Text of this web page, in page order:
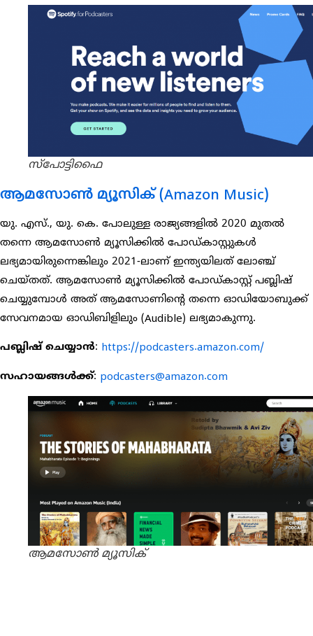
സ്പോട്ടിഫൈ
ആമസോൺ മ്യൂസിക് (Amazon Music)
യു. എസ്., യു. കെ. പോലുള്ള രാജ്യങ്ങളിൽ 2020 മുതൽ
തന്നെ ആമസോൺ മ്യൂസിക്കിൽ പോഡ്കാസ്റ്റുകൾ
ലഭ്യമായിരുന്നെങ്കിലും 2021-ലാണ് ഇന്ത്യയിലത് ലോഞ്ച്
ചെയ്തത്. ആമസോൺ മ്യൂസിക്കിൽ പോഡ്കാസ്റ്റ് പബ്ലിഷ്
ചെയ്യുമ്പോൾ അത് ആമസോണിന്റെ തന്നെ ഓഡിയോബുക്ക്
സേവനമായ ഓഡിബിളിലും (Audible) ലഭ്യമാകുന്നു.
പബ്ലിഷ് ചെയ്യാൻ: https://podcasters.amazon.com/
സഹായങ്ങൾക്ക്: podcasters@amazon.com
ആമസോൺ മ്യൂസിക്